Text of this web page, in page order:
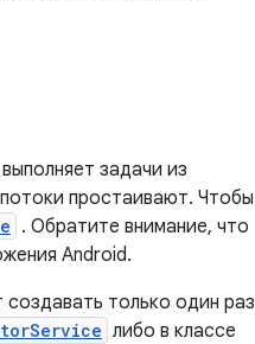
задачи из
простаивают. Чтобы
. Обратите внимание, что
Android.
только один раз
либо в классе